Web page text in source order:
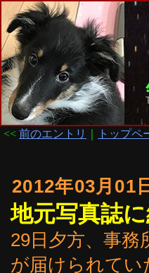
<< 前のエントリ トップペ
2012年03月01
地元写真誌
29日夕方、事務
が届けられてい